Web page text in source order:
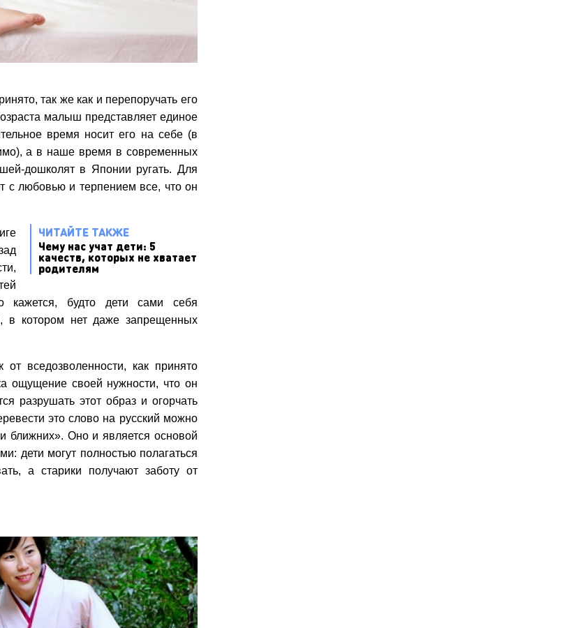
так же как и перепоручать его
малыш представляет единое
время носит его на себе (в
а в наше время в современных
дошколят в Японии ругать. Для
с любовью и терпением все, что он
ЧИТАЙТЕ ТАКЖЕ
Чему нас учат дети: 5
качеств, которых не хватает
родителям
кажется, будто дети сами себя
в котором нет даже запрещенных
вседозволенности, как принято
ощущение своей нужности, что он
разрушать этот образ и огорчать
это слово на русский можно
ближних». Оно и является основой
дети могут полностью полагаться
а старики получают заботу от